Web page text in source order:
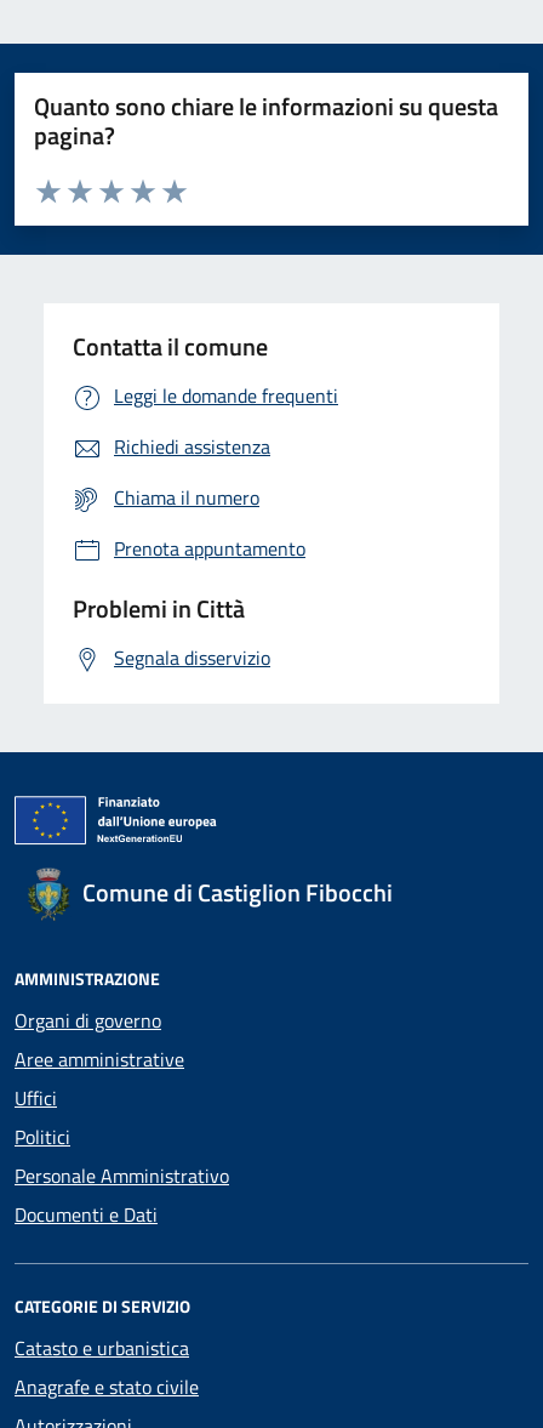
Quanto sono chiare le informazioni su questa
pagina?
Domanda
Valuta da 1 a 5 stelle la pagina
Valuta 5 stelle su 5
Valuta 4 stelle su 5
Valuta 3 stelle su 5
Valuta 2 stelle su 5
Valuta 1 stelle su 5
Contatta il comune
Leggi le domande frequenti
Richiedi assistenza
Chiama il numero
Prenota appuntamento
Problemi in Città
Segnala disservizio
Comune di Castiglion Fibocchi
AMMINISTRAZIONE
Organi di governo
Aree amministrative
Uffici
Politici
Personale Amministrativo
Documenti e Dati
CATEGORIE DI SERVIZIO
Catasto e urbanistica
Anagrafe e stato civile